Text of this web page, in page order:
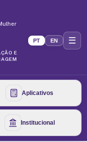
E
PT EN ☰
Aplicativos
Institucional